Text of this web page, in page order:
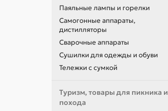
Паяльные лампы и горелки
Самогонные аппараты,
дистилляторы
Сварочные аппараты
Сушилки для одежды и обуви
Тележки с сумкой
Туризм, товары для пикника и
похода